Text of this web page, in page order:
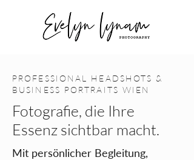
PROFESSIONAL HEADSHOTS &
BUSINESS PORTRAITS WIEN
Fotografie, die Ihre
Essenz sichtbar macht.
Mit persönlicher Begleitung,